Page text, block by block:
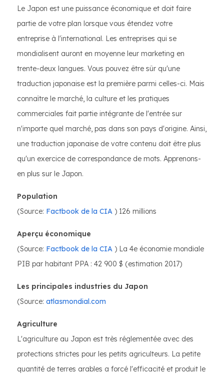
Le Japon est une puissance économique et doit faire
partie de votre plan lorsque vous étendez votre
entreprise à l'international. Les entreprises qui se
mondialisent auront en moyenne leur marketing en
trente-deux langues. Vous pouvez être sûr qu'une
traduction japonaise est la première parmi celles-ci. Mais
connaître le marché, la culture et les pratiques
commerciales fait partie intégrante de l'entrée sur
n'importe quel marché, pas dans son pays d'origine. Ainsi,
une traduction japonaise de votre contenu doit être plus
qu'un exercice de correspondance de mots. Apprenons-
en plus sur le Japon.
Population
(Source: Factbook de la CIA ) 126 millions
Aperçu économique
(Source: Factbook de la CIA ) La 4e économie mondiale
PIB par habitant PPA : 42 900 $ (estimation 2017)
Les principales industries du Japon
(Source: atlasmondial.com
Agriculture
L'agriculture au Japon est très réglementée avec des
protections strictes pour les petits agriculteurs. La petite
quantité de terres arables a forcé l'efficacité et produit le